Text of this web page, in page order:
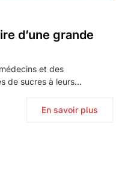
d’une grande
et des
de sucres à leurs…
En savoir plus